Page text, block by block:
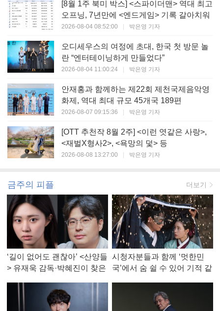
[8월 1주 북미 박스] <스파이더맨> 역대 최고
오프닝, 7년만에 <엔드게임> 기록 갈아치워
2026-08-04 08:52:00 | 박은영 기자
오디세우스의 여정에 초대, 한국 첫 방문 놀
란 “엔터테이닝하게 만들었다”
2026-08-04 11:00:24 | 박은영 기자
안재홍과 함께하는 제22회 제천국제음악영
화제, 역대 최대 규모 45개국 189편
2026-08-07 09:15:36 | 박은영 기자
[OTT 추천작 8월 2주] <이런 엿같은 사랑>,
<재벌X형사2>, <욕망의 덫> 등
2026-08-08 13:27:00 | 박은영 기자
금주의 피플 더보기
‘길이 없어도 괜찮아’ <산양들
> 유재욱 감독·박혜진이 찾은
시청자분들과 함께 ‘멋한민
국’에서 숨 쉴 수 있어 기적 같